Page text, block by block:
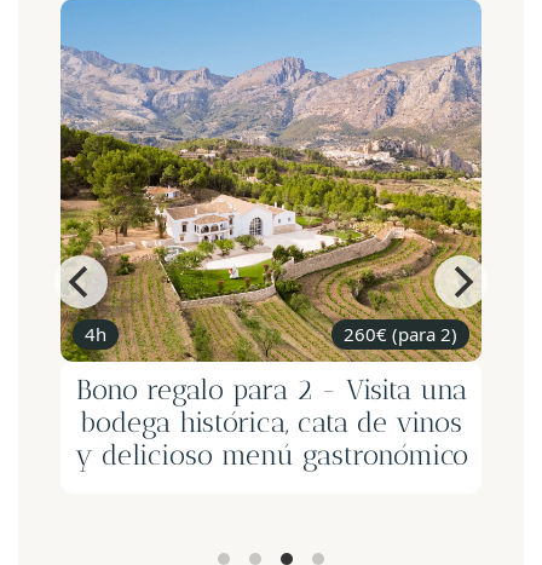
4h 260€ (para 2)
Bono regalo para 2 - Visita una
bodega histórica, cata de vinos
y delicioso menú gastronómico